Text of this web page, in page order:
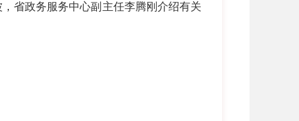
省政务服务中心副主任李腾刚介绍有关